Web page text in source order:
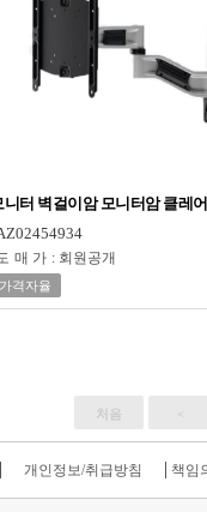
니터 벽걸이암 모니터암 클레
매가 : 회원공개
가격자율
처음 <
개인정보/취급방침 책임